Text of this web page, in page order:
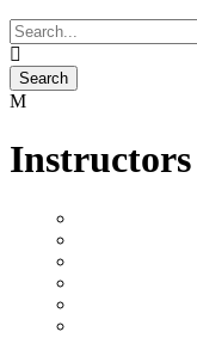
Instructors